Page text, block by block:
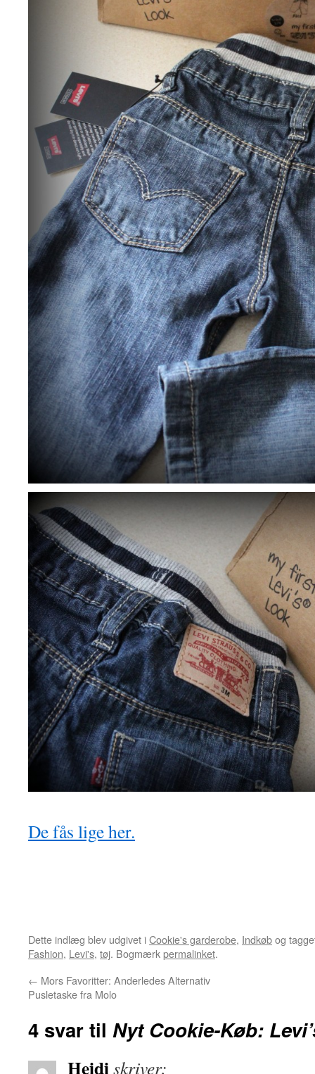
De fås lige her.
Dette indlæg blev udgivet iCookie's garderobe, Indkøbog
Fashion, Levi's, tøj. Bogmærkpermalinket.
← Mors Favoritter: Anderledes Alternativ
Pusletaske fra Molo
4 svar til Nyt Cookie-Køb:
Heidi skriver: